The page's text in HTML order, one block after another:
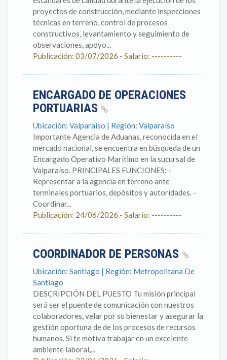
proyectos de construcción, mediante inspecciones
técnicas en terreno, control de procesos
constructivos, levantamiento y seguimiento de
observaciones, apoyo...
Publicación: 03/07/2026 - Salario: ----------
ENCARGADO DE OPERACIONES
PORTUARIAS
Ubicación: Valparaíso | Región: Valparaíso
Importante Agencia de Aduanas, reconocida en el
mercado nacional, se encuentra en búsqueda de un
Encargado Operativo Marítimo en la sucursal de
Valparaíso. PRINCIPALES FUNCIONES: -
Representar a la agencia en terreno ante
terminales portuarios, depósitos y autoridades. -
Coordinar...
Publicación: 24/06/2026 - Salario: ----------
COORDINADOR DE PERSONAS
Ubicación: Santiago | Región: Metropolitana De
Santiago
DESCRIPCIÓN DEL PUESTO Tu misión principal
será ser el puente de comunicación con nuestros
colaboradores, velar por su bienestar y asegurar la
gestión oportuna de de los procesos de recursos
humanos. Si te motiva trabajar en un excelente
ambiente laboral,...